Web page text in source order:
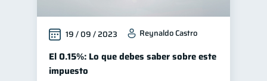
19 / 09 / 2023 Reynaldo Castro
El 0.15%: Lo que debes saber sobre este
impuesto